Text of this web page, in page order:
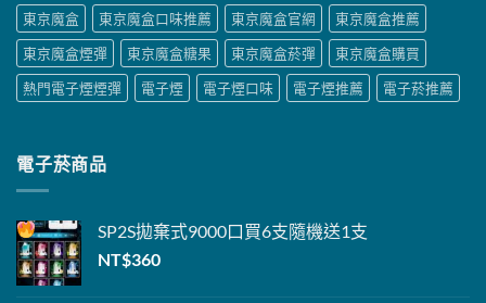
東京魔盒
東京魔盒口味推薦 東京魔盒官網
東京魔盒推薦
東京魔盒煙彈
東京魔盒糖果 東京魔盒菸彈
東京魔盒購買
熱門電子煙煙彈
電子煙 電子煙口味 電子煙推薦 電子菸推薦
電子菸商品
SP2S拋棄式9000口買6支隨機送1支
NT$360